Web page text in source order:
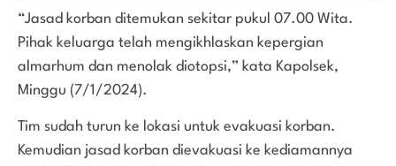
“Jasad korban ditemukan sekitar pukul 07.00 Wita.
Pihak keluarga telah mengikhlaskan kepergian
almarhum dan menolak diotopsi,” kata Kapolsek,
Minggu (7/1/2024).
Tim sudah turun ke lokasi untuk evakuasi korban.
Kemudian jasad korban dievakuasi ke kediamannya